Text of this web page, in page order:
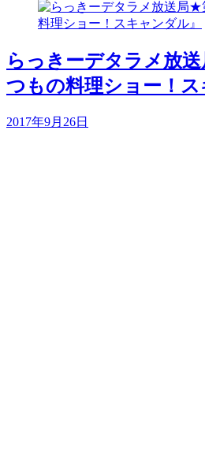
らっきーデタラメ放
つもの料理ショー！ス
2017年9月26日